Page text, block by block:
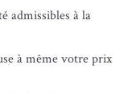
admissibles à la
à même votre prix